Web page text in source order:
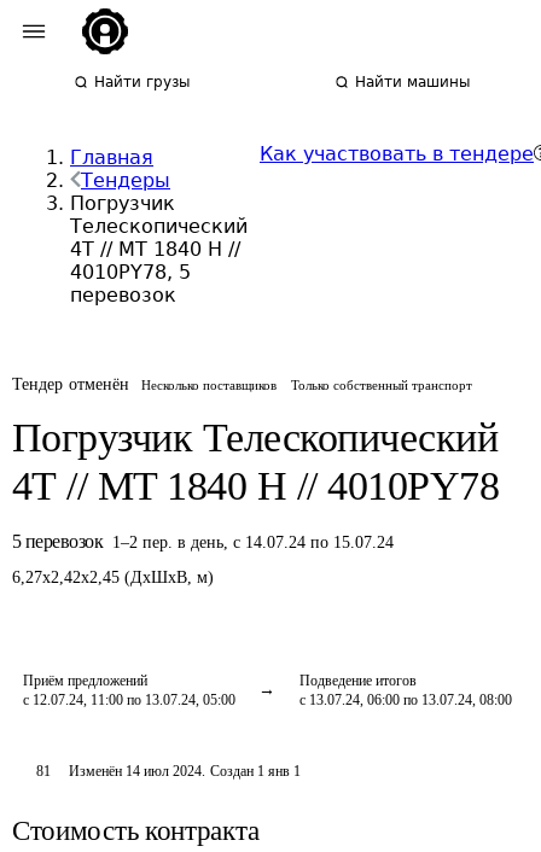
Найти грузы Найти машины
Главная
Тендеры
Погрузчик
Телескопический
4Т // MT 1840 H //
4010PY78, 5
перевозок
Как участвовать в тендере
Тендер отменён Несколько поставщиков Только собственный транспорт
Погрузчик Телескопический
4Т // MT 1840 H // 4010PY78
5 перевозок 1–2 пер. в день,с 14.07.24 по 15.07.24
6,27x2,42x2,45 (ДxШxВ, м)
Приём предложений
с 12.07.24, 11:00 по 13.07.24, 05:00
Подведение итогов
с 13.07.24, 06:00 по 13.07.24, 08:00
81 Изменён 14 июл 2024. Создан 1 янв 1
Стоимость контракта